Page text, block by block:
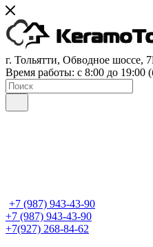
г. Тольятти, Обводное шоссе,
Время работы: c 8:00 до 19:00
+7 (987) 943-43-90
+7 (987) 943-43-90
+7(927) 268-84-62